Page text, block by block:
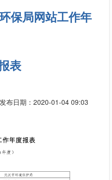
保局网站工作年
表
发布日期：2020-01-04 09:03